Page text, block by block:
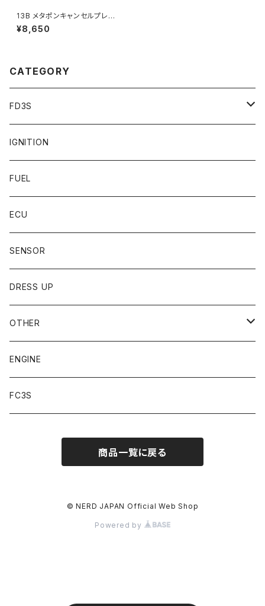
13B メタポンキャンセルプレー
ト ~ 13B OMP Cancel Plat
e ~
¥8,650
CATEGORY
FD3S
SENSOR
DRESS UP
IGNITION
FUEL
ECU
SENSOR
DRESS UP
OTHER
デジスパイス
ENGINE
FC3S
商品一覧に戻る
© NERD JAPAN Official Web Shop
Powered by